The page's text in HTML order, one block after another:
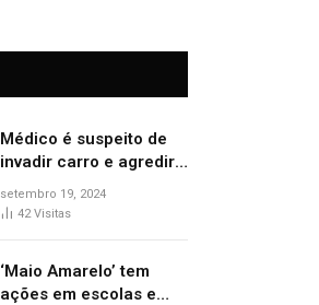
Médico é suspeito de
invadir carro e agredir
delegado aposentado
durante confusão no
setembro 19, 2024
42Visitas
‘Maio Amarelo’ tem
ações em escolas e